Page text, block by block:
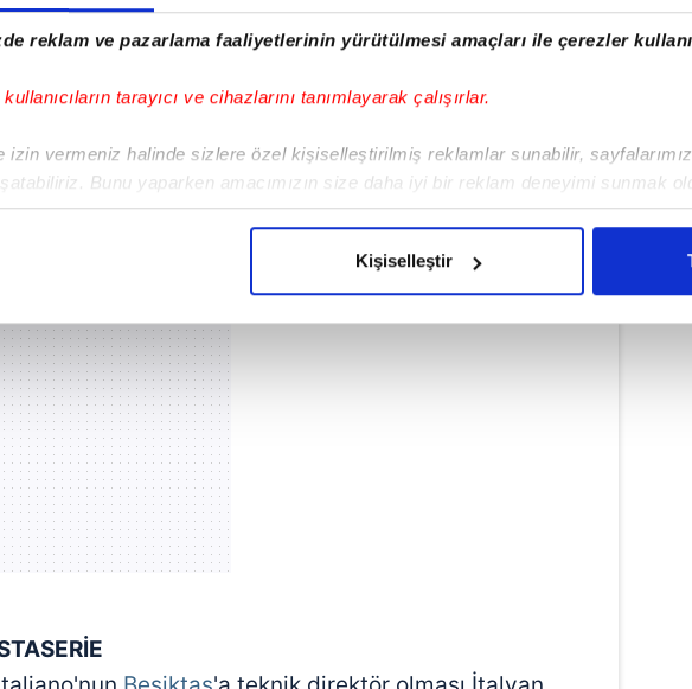
reklam ve pazarlama faaliyetlerinin yürütülmesi amaçları ile çerezler
tarayıcı ve cihazlarını tanımlayarak çalışırlar.
izin vermeniz halinde sizlere özel kişiselleştirilmiş reklamlar sunabilir,
Bunu yaparken amacımızın size daha iyi bir reklam deneyimi sunmak
adına elimizden gelen çabayı gösterdiğimizi ve bu noktada, reklamların
kullanıcılar, bu çerezlere izin vermedikleri takdirde, kullanıcılara hedefli
iyi bir hizmet sunabilmek için İnternet Sitemizde kendimize ve üçüncü kişilere ait
çeşitli kişisel verileriniz işlenmekte olup gerekli olan çerezler bilgi toplumu
Diğer çerezler, sitemizin daha işlevsel kılınması ve
faaliyetlerinin yapılması, amaçlarıyla sınırlı olarak açık rızanız dahilinde
tercihlerinizi aşağıda yer alan panel vasıtasıyla belirleyebilirsiniz. Çerezlere
Çerez Bilgilendirme Metnimizi
Kişiselleştir